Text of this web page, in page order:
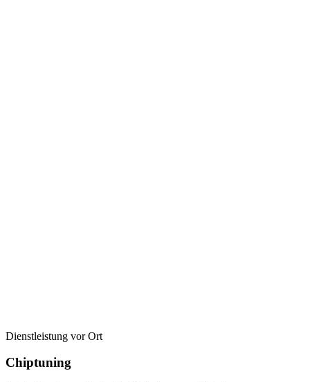
Dienstleistung vor Ort
Chiptuning